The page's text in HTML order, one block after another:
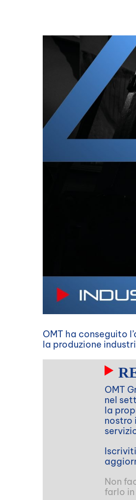
Ingrandisci
immagine
OMT ha conseguito
la produzione
OMT
nel
la
nostro
Non
farlo